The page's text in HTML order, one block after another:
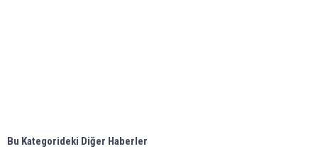
Bu Kategorideki Diğer Haberler